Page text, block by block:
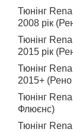
Тюнінг
2008 рік
Тюнінг
2015 рік
Тюнінг
2015+
Тюнінг
Флюєнс)
Тюнінг